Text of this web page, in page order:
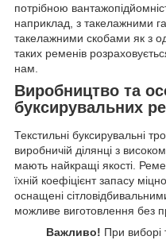
потрібною
наприклад, з такелажними
такелажними скобами як з
таких ременів
нам.
Виробництво та
буксирувальних
Текстильні буксирувальні
виробничій ділянці з
мають найкращі якості.
їхній коефіцієнт запасу
оснащені
можливе виготовлення без
Важливо! При виборі